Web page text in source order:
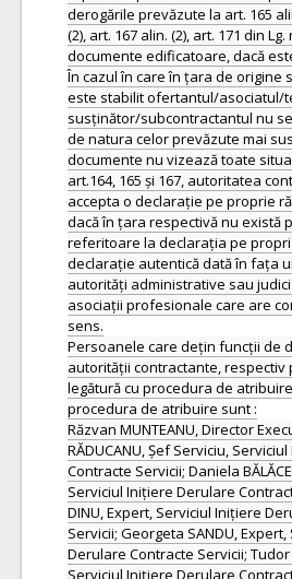
derogările prevăzute la art. 165
(2), art. 167 alin. (2), art. 171 din
documente edificatoare, dacă
În cazul în care în țara de origine
este stabilit ofertantul/asociatul/
susținător/subcontractantul nu
de natura celor prevăzute mai
documente nu vizează toate
art.164, 165 și 167, autoritatea
accepta o declarație pe proprie
dacă în țara respectivă nu există
referitoare la declarația pe
declarație autentică dată în fața
autorități administrative sau
asociații profesionale care are
sens.
Persoanele care dețin funcții de
autorității contractante, respectiv
legătură cu procedura de
procedura de atribuire sunt :
Răzvan MUNTEANU, Director
RĂDUCANU, Șef Serviciu,
Contracte Servicii; Daniela
Serviciul Inițiere Derulare
DINU, Expert, Serviciul Inițiere
Servicii; Georgeta SANDU,
Derulare Contracte Servicii; Tudor
Serviciul Inițiere Derulare